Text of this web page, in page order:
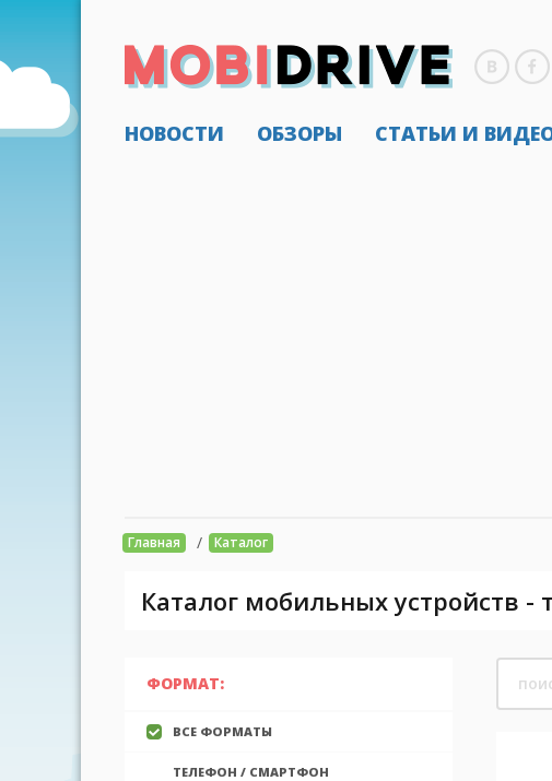
НОВОСТИ ОБЗОРЫ СТАТЬИ И
Главная / Каталог
Каталог мобильных устройств
ФОРМАТ:
ВСЕ ФОРМАТЫ
ТЕЛЕФОН / СМАРТФОН